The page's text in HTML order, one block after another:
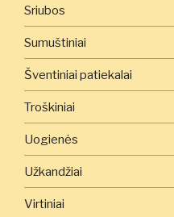
Sriubos
Sumuštiniai
Šventiniai patiekalai
Troškiniai
Uogienės
Užkandžiai
Virtiniai